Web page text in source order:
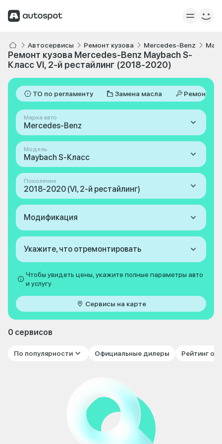
Автосервисы Ремонт кузова Mercedes-Benz
Ремонт кузова Mercedes-Benz Maybach S-
Класс VI, 2-й рестайлинг (2018-2020)
ТО по регламенту Замена масла Ремонт
Марка авто
Mercedes-Benz
Модель
Maybach S-Класс
Поколение
2018-2020 (VI, 2-й рестайлинг)
Модификация
Укажите, что отремонтировать
Чтобы увидеть цены, укажите полные параметры авто
и услугу
Сервисы на карте
0 сервисов
По популярности Официальные дилеры Рейтинг